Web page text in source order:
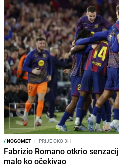
/NOGOMET I PRIJE OKO 3H
Fabrizio Romano otkrio
malo ko očekivao